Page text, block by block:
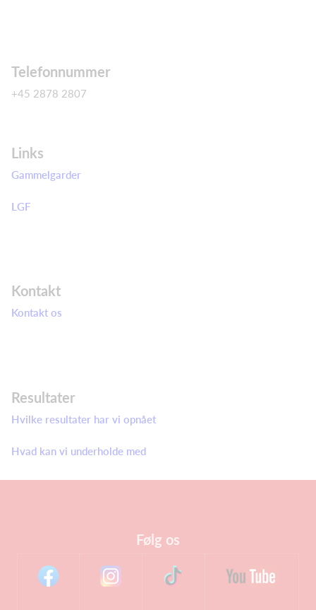
Telefonnummer
+45 2878 2807
Links
Gammelgarder
LGF
Kontakt
Kontakt os
Resultater
Hvilke resultater har vi opnået
Hvad kan vi underholde med
Følg os